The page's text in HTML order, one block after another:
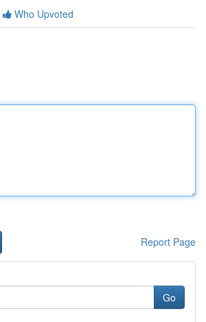
Who Upvoted
Report Page
Go